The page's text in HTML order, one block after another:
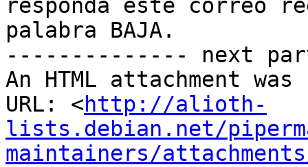
responda este correo
palabra BAJA.
-------------- next
An HTML attachment
URL: <http://alioth-
lists.debian.net/
maintainers/